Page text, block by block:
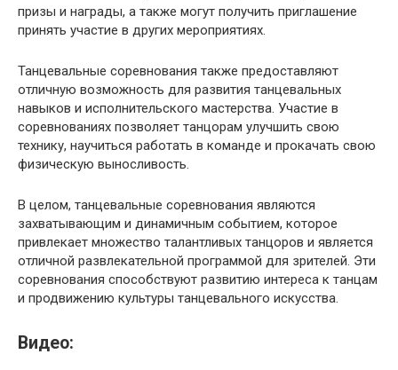
призы и награды, а также могут получить приглашение
принять участие в других мероприятиях.
Танцевальные соревнования также предоставляют
отличную возможность для развития танцевальных
навыков и исполнительского мастерства. Участие в
соревнованиях позволяет танцорам улучшить свою
технику, научиться работать в команде и прокачать свою
физическую выносливость.
В целом, танцевальные соревнования являются
захватывающим и динамичным событием, которое
привлекает множество талантливых танцоров и является
отличной развлекательной программой для зрителей. Эти
соревнования способствуют развитию интереса к танцам
и продвижению культуры танцевального искусства.
Видео: